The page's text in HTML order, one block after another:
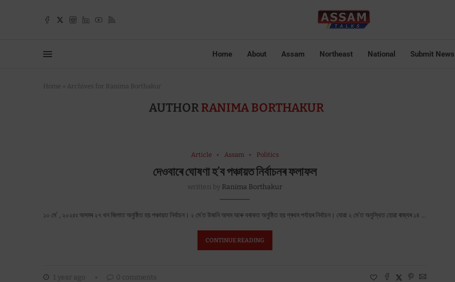
Home About Assam Northeast National Submit News
Home » Archives for Ranima Borthakur
AUTHORRANIMA BORTHAKUR
Article Assam Politics
দেওবাৰে ঘোষণা হ’ব পঞ্চায়ত নিৰ্বাচনৰ ফলাফল
written by Ranima Borthakur
১০ মে’ , ২০২৫ঃ অসমৰ ২৭ খন জিলাত অনুষ্ঠিত হয় পঞ্চায়ত নিৰ্বাচন। ২ মে’ত উজনি অসম আৰু বৰাকত অনুষ্ঠিত হয় প্ৰথম পৰ্যায়ৰ নিৰ্বাচন। যোৱা ২ মে’ত অনুস্থিত হোৱা ৰাজ্যৰ ১৪ …
CONTINUE READING
1 year ago 0 comments